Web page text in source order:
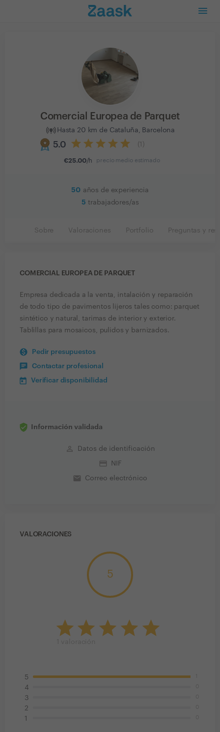
Comercial Europea de Parquet
Hasta 20 km de Cataluña, Barcelona
5.0 1
€25.00/h precio medio estimado
50 años de experiencia
5 trabajadores/as
Sobre Valoraciones Portfolio Preguntas y
COMERCIAL EUROPEA DE PARQUET
Empresa dedicada a la venta, intalación y reparación
de todo tipo de pavimentos lijeros tales como: parquet
sintético y natural, tarimas de interior y exterior.
Tablillas para mosaicos, pulidos y barnizados.
Pedir presupuestos
Contactar profesional
Verificar disponibilidad
Información validada
perm_identity Datos de identificación
credit_card NIF
email Correo electrónico
VALORACIONES
5
5
4
3
2
1